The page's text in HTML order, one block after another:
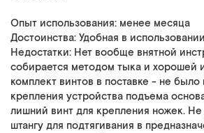
Опыт использования: менее месяца
Достоинства: Удобная в использовании
Недостатки: Нет вообще внятной
собирается методом тыка и хорошей
комплект винтов в поставке - не было
крепления устройства подъема
лишний винт для крепления ножек. Не
штангу для подтягивания в